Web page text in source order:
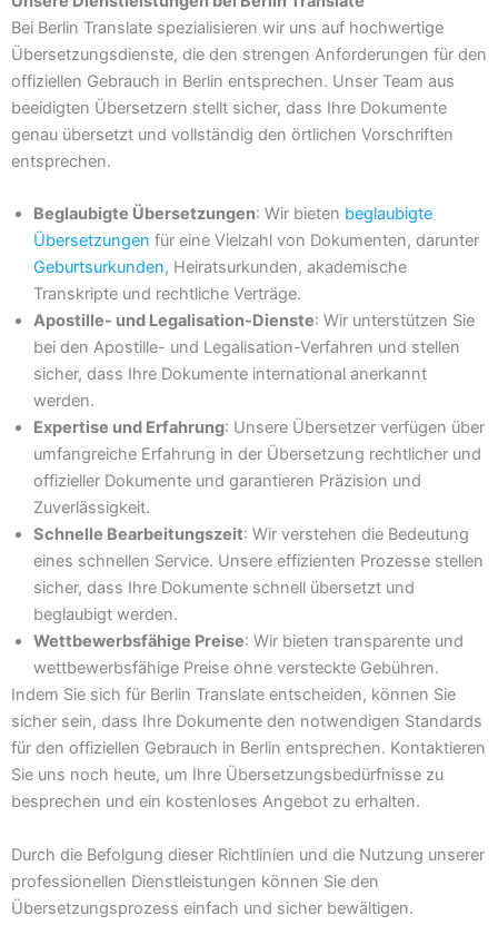
Bei Berlin Translate spezialisieren wir uns auf hochwertige
Übersetzungsdienste, die den strengen Anforderungen für den
offiziellen Gebrauch in Berlin entsprechen. Unser Team aus
beeidigten Übersetzern stellt sicher, dass Ihre Dokumente
genau übersetzt und vollständig den örtlichen Vorschriften
entsprechen.
Beglaubigte Übersetzungen: Wir bieten beglaubigte
Übersetzungen für eine Vielzahl von Dokumenten, darunter
Geburtsurkunden, Heiratsurkunden, akademische
Transkripte und rechtliche Verträge.
Apostille- und Legalisation-Dienste: Wir unterstützen Sie
bei den Apostille- und Legalisation-Verfahren und stellen
sicher, dass Ihre Dokumente international anerkannt
werden.
Expertise und Erfahrung: Unsere Übersetzer verfügen über
umfangreiche Erfahrung in der Übersetzung rechtlicher und
offizieller Dokumente und garantieren Präzision und
Zuverlässigkeit.
Schnelle Bearbeitungszeit: Wir verstehen die Bedeutung
eines schnellen Service. Unsere effizienten Prozesse stellen
sicher, dass Ihre Dokumente schnell übersetzt und
beglaubigt werden.
Wettbewerbsfähige Preise: Wir bieten transparente und
wettbewerbsfähige Preise ohne versteckte Gebühren.
Indem Sie sich für Berlin Translate entscheiden, können Sie
sicher sein, dass Ihre Dokumente den notwendigen Standards
für den offiziellen Gebrauch in Berlin entsprechen. Kontaktieren
Sie uns noch heute, um Ihre Übersetzungsbedürfnisse zu
besprechen und ein kostenloses Angebot zu erhalten.
Durch die Befolgung dieser Richtlinien und die Nutzung unserer
professionellen Dienstleistungen können Sie den
Übersetzungsprozess einfach und sicher bewältigen.